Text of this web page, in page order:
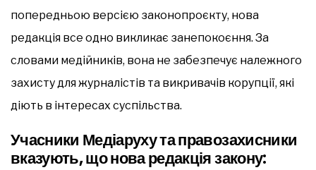
попередньою версією законопроєкту, нова
редакція все одно викликає занепокоєння. За
словами медійників, вона не забезпечує належного
захисту для журналістів та викривачів корупції, які
діють в інтересах суспільства.
Учасники Медіаруху та правозахисники
вказують, що нова редакція закону: